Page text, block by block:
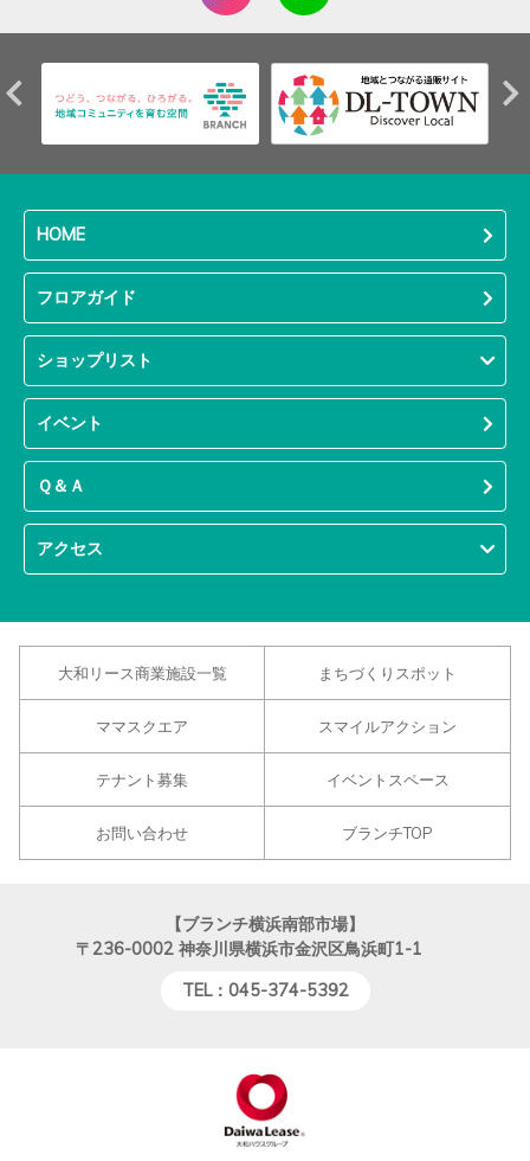
HOME
フロアガイド
ショップリスト
イベント
Ｑ＆Ａ
アクセス
大和リース商業施設一覧 まちづくりスポット
ママスクエア スマイルアクション
テナント募集 イベントスペース
お問い合わせ ブランチTOP
【ブランチ横浜南部市場】
〒236-0002 神奈川県横浜市金沢区鳥浜町1-1
TEL：045-374-5392